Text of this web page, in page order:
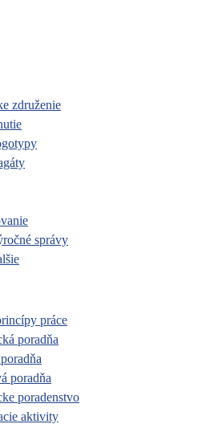
združenie
správy
práce
poradňa
poradňa
poradenstvo
aktivity